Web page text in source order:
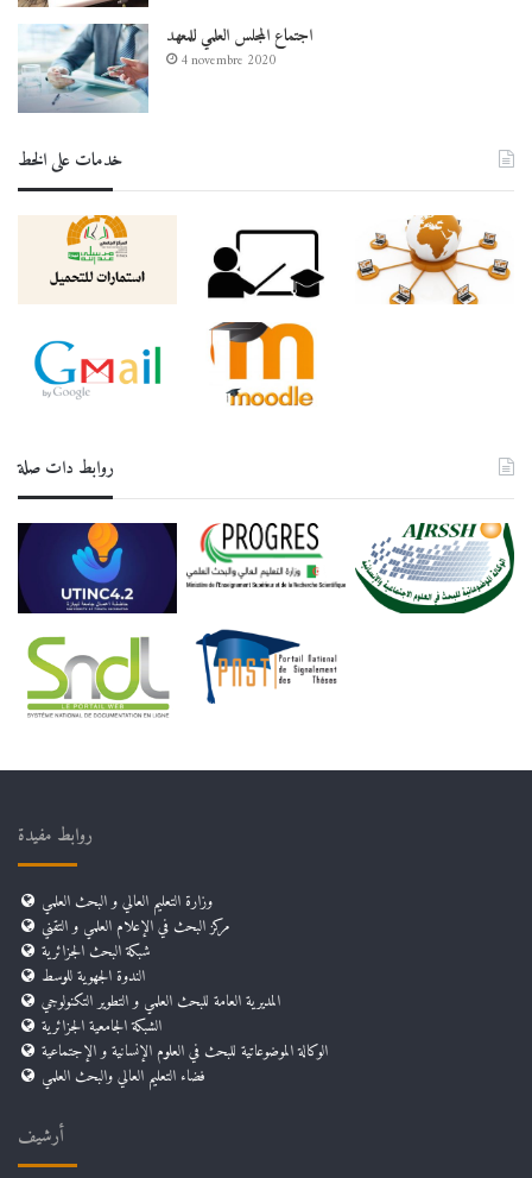
اجتماع المجلس العلمي للمعهد
4 novembre 2020
خدمات على الخط
روابط دات صلة
روابط مفيدة
وزارة التعليم العالي و البحث العلمي
مركز البحث في الإعلام العلمي و التقني
شبكة البحث الجزائرية
الندوة الجهوية للوسط
المديرية العامة للبحث العلمي و التطوير التكنولوجي
الشبكة الجامعية الجزائرية
الوكالة الموضوعاتية للبحث في العلوم الإنسانية و الإجتماعية
فضاء التعليم العالي والبحث العلمي
أرشيف